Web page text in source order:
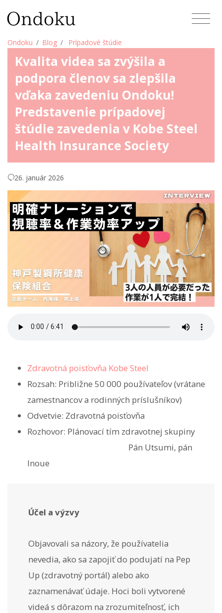
Ondoku Blog Prípadové štúdie
Kvalita videa sa zvýšila a
podpora členov sa zlepšila
vďaka zavedeniu Ondoku!
Predstavenie prípadovej
štúdie zavedenia v Kobe Steel
Health Insurance Society
26. január 2026
Zdravotná poisťovňa Kobe Steel
Rozsah: Približne 50 000 používateľov (vrátane
zamestnancov a rodinných príslušníkov)
Odvetvie: Zdravotná poisťovňa
Rozhovor: Plánovací tím zdravotnej skupiny
Pán Utsumi, pán
Inoue
Účel a výzvy
Objavovali sa názory, že používatelia
nevedia, ako sa zapojiť do podujatí na Pep
Up (zdravotný portál) alebo ako
zaznamenávať údaje. Hoci boli vytvorené
videá s dôrazom na zrozumiteľnosť, ich